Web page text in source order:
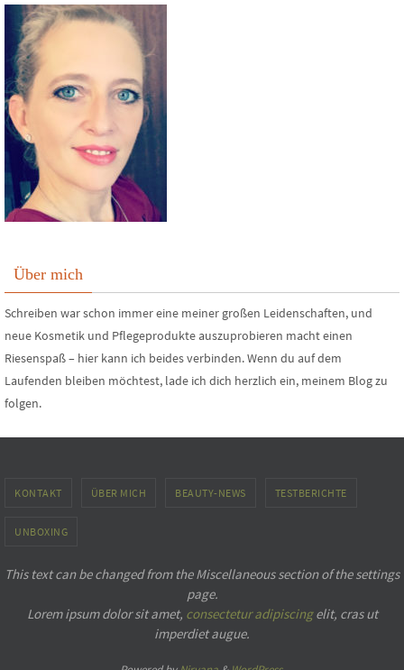
Über mich
Schreiben war schon immer eine meiner großen Leidenschaften, und
neue Kosmetik und Pflegeprodukte auszuprobieren macht einen
Riesenspaß – hier kann ich beides verbinden. Wenn du auf dem
Laufenden bleiben möchtest, lade ich dich herzlich ein, meinem Blog zu
folgen.
KONTAKT ÜBER MICH BEAUTY-NEWS TESTBERICHTE
UNBOXING
This text can be changed from the Miscellaneous section of the settings
page.
Lorem ipsumdolor sit amet, consectetur adipiscingelit, cras ut
imperdiet augue.